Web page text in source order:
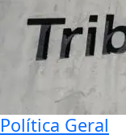
Política Geral